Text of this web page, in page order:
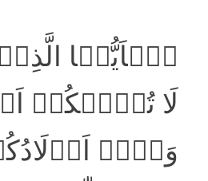
یٰۤاَیُّہَا
لَا تُلۡہِکُمۡ
وَلَاۤ